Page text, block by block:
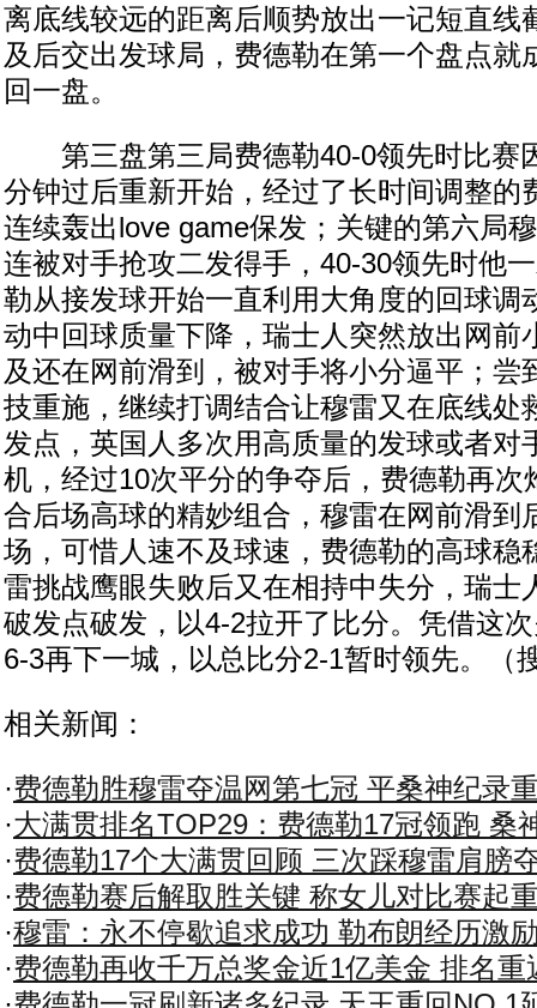
离底线较远的距离后顺势放出一记短直线
及后交出发球局，费德勒在第一个盘点就
回一盘。
第三盘第三局费德勒40-0领先时比赛
分钟过后重新开始，经过了长时间调整的
连续轰出love game保发；关键的第六局
连被对手抢攻二发得手，40-30领先时他
勒从接发球开始一直利用大角度的回球调
动中回球质量下降，瑞士人突然放出网前
及还在网前滑到，被对手将小分逼平；尝
技重施，继续打调结合让穆雷又在底线处
发点，英国人多次用高质量的发球或者对
机，经过10次平分的争夺后，费德勒再次
合后场高球的精妙组合，穆雷在网前滑到
场，可惜人速不及球速，费德勒的高球稳
雷挑战鹰眼失败后又在相持中失分，瑞士
破发点破发，以4-2拉开了比分。凭借这
6-3再下一城，以总比分2-1暂时领先。（
相关新闻：
·费德勒胜穆雷夺温网第七冠 平桑神纪录
·大满贯排名TOP29：费德勒17冠领跑 桑
·费德勒17个大满贯回顾 三次踩穆雷肩膀
·费德勒赛后解取胜关键 称女儿对比赛起
·穆雷：永不停歇追求成功 勒布朗经历激
·费德勒再收千万总奖金近1亿美金 排名重